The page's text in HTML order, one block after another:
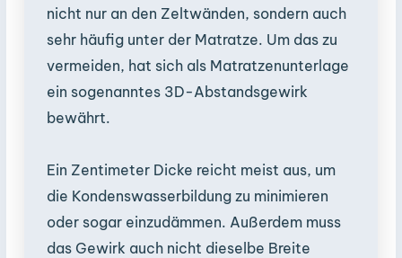
nicht nur an den Zeltwänden, sondern auch
sehr häufig unter der Matratze. Um das zu
vermeiden, hat sich als Matratzenunterlage
ein sogenanntes 3D-Abstandsgewirk
bewährt.
Ein Zentimeter Dicke reicht meist aus, um
die Kondenswasserbildung zu minimieren
oder sogar einzudämmen. Außerdem muss
das Gewirk auch nicht dieselbe Breite